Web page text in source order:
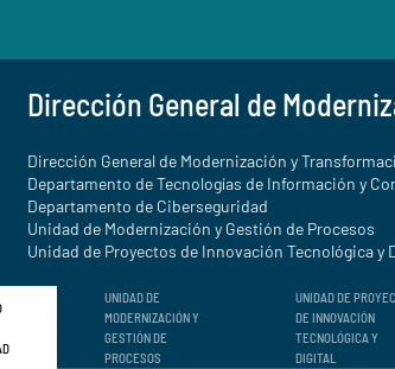
Dirección General de
Dirección General de Modernización y
Departamento de Tecnologías de Información y
Departamento de Ciberseguridad
Unidad de Modernización y Gestión de Procesos
Unidad de Proyectos de Innovación Tecnológica y
UNIDAD DE
MODERNIZACIÓN Y
GESTIÓN DE
PROCESOS
UNIDAD DE
DE INNOVACIÓN
TECNOLÓGICA Y
DIGITAL